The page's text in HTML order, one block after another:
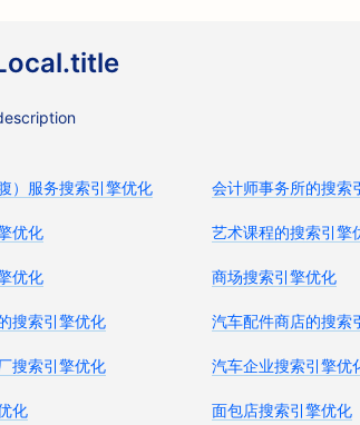
）服务搜索引擎优化 会计师事务所的搜索
优化 艺术课程的搜索引擎
优化 商场搜索引擎优化
搜索引擎优化 汽车配件商店的搜索
搜索引擎优化 汽车企业搜索引擎优
化 面包店搜索引擎优化